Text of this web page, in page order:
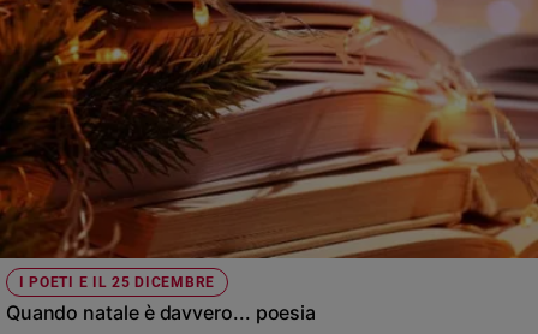
Devozione
fede
Parola
del
Santo
del
Società
e
valori
I POETI E IL 25 DICEMBRE
Quando natale è davvero... poesia